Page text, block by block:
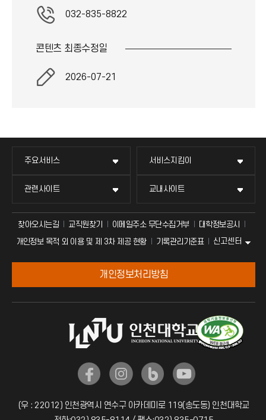
032-835-8822
콘텐츠 최종수정일
2026-07-21
주요서비스 서비스지킴이
관련사이트 교내사이트
찾아오시는길 교직원찾기 이메일주소 무단수집거부
대학정보공시
개인정보 목적 외 이용 및 제 3차 제공 현황
기록관리기준표 신고센터
개인정보처리방침
(우 : 22012) 인천광역시 연수구 아카데미로 119(송도동) 인천대학교